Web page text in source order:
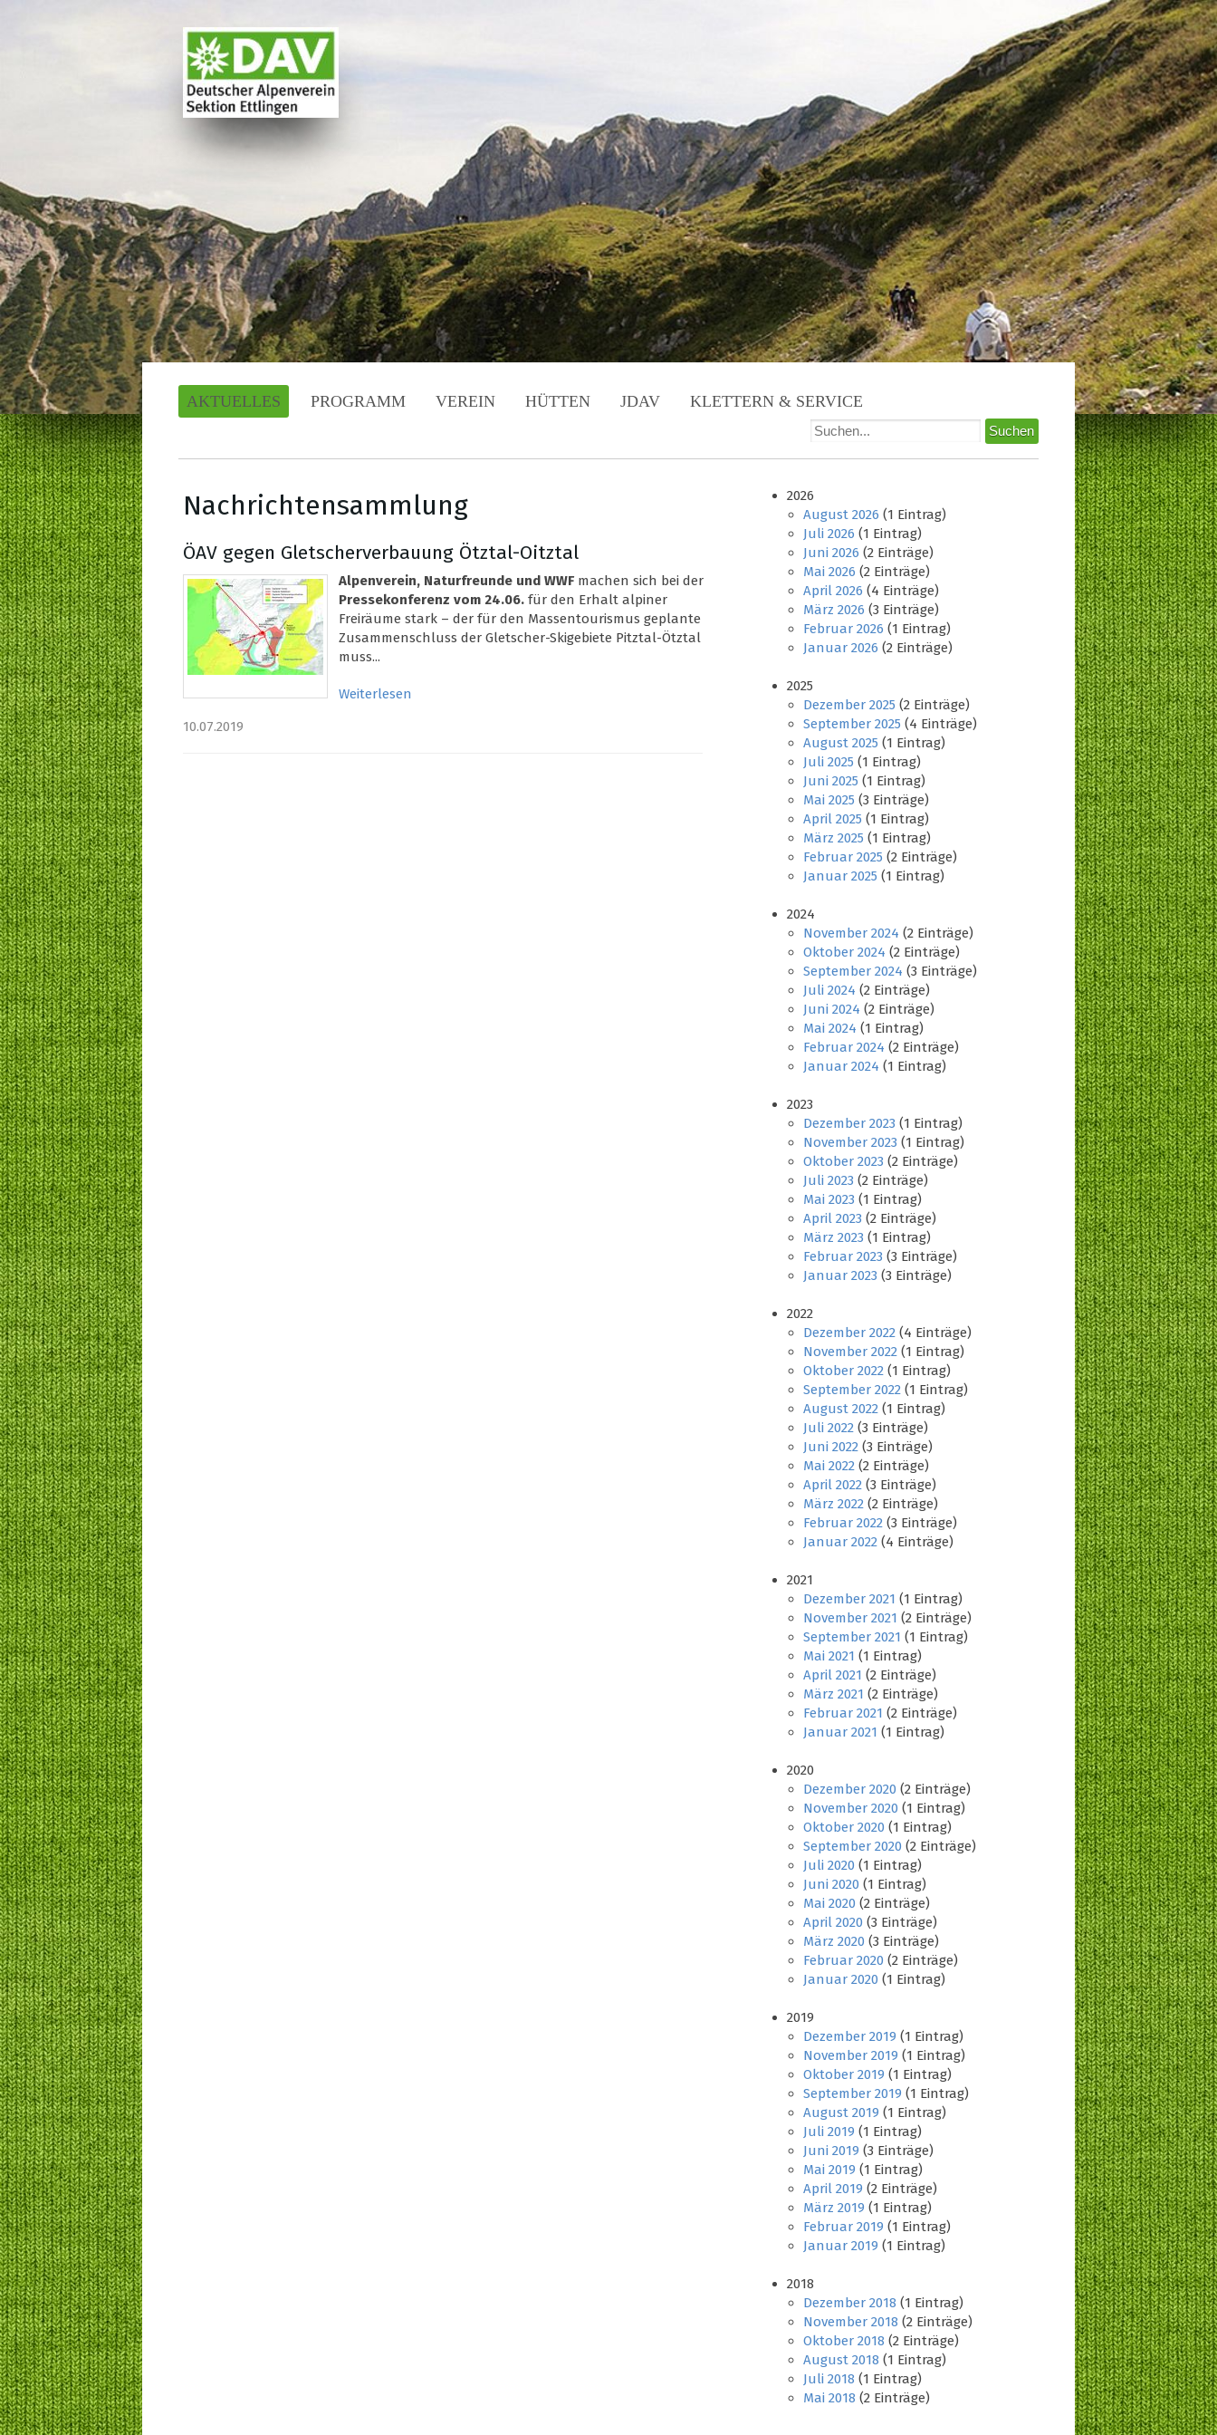
AKTUELLES PROGRAMM VEREIN HÜTTEN JDAV KLETTERN & SERVICE
2026
August 2026 (1 Eintrag)
Juli 2026 (1 Eintrag)
Juni 2026 (2 Einträge)
Mai 2026 (2 Einträge)
April 2026 (4 Einträge)
März 2026 (3 Einträge)
Februar 2026 (1 Eintrag)
Januar 2026 (2 Einträge)
2025
Dezember 2025 (2 Einträge)
September 2025 (4 Einträge)
August 2025 (1 Eintrag)
Juli 2025 (1 Eintrag)
Juni 2025 (1 Eintrag)
Mai 2025 (3 Einträge)
April 2025 (1 Eintrag)
März 2025 (1 Eintrag)
Februar 2025 (2 Einträge)
Januar 2025 (1 Eintrag)
2024
November 2024 (2 Einträge)
Oktober 2024 (2 Einträge)
September 2024 (3 Einträge)
Juli 2024 (2 Einträge)
Juni 2024 (2 Einträge)
Mai 2024 (1 Eintrag)
Februar 2024 (2 Einträge)
Januar 2024 (1 Eintrag)
2023
Dezember 2023 (1 Eintrag)
November 2023 (1 Eintrag)
Oktober 2023 (2 Einträge)
Juli 2023 (2 Einträge)
Mai 2023 (1 Eintrag)
April 2023 (2 Einträge)
März 2023 (1 Eintrag)
Februar 2023 (3 Einträge)
Januar 2023 (3 Einträge)
2022
Dezember 2022 (4 Einträge)
November 2022 (1 Eintrag)
Oktober 2022 (1 Eintrag)
September 2022 (1 Eintrag)
August 2022 (1 Eintrag)
Juli 2022 (3 Einträge)
Juni 2022 (3 Einträge)
Mai 2022 (2 Einträge)
April 2022 (3 Einträge)
März 2022 (2 Einträge)
Februar 2022 (3 Einträge)
Januar 2022 (4 Einträge)
2021
Dezember 2021 (1 Eintrag)
November 2021 (2 Einträge)
September 2021 (1 Eintrag)
Mai 2021 (1 Eintrag)
April 2021 (2 Einträge)
März 2021 (2 Einträge)
Februar 2021 (2 Einträge)
Januar 2021 (1 Eintrag)
2020
Dezember 2020 (2 Einträge)
November 2020 (1 Eintrag)
Oktober 2020 (1 Eintrag)
September 2020 (2 Einträge)
Juli 2020 (1 Eintrag)
Juni 2020 (1 Eintrag)
Mai 2020 (2 Einträge)
April 2020 (3 Einträge)
März 2020 (3 Einträge)
Februar 2020 (2 Einträge)
Januar 2020 (1 Eintrag)
2019
Dezember 2019 (1 Eintrag)
November 2019 (1 Eintrag)
Oktober 2019 (1 Eintrag)
September 2019 (1 Eintrag)
August 2019 (1 Eintrag)
Juli 2019 (1 Eintrag)
Juni 2019 (3 Einträge)
Mai 2019 (1 Eintrag)
April 2019 (2 Einträge)
März 2019 (1 Eintrag)
Februar 2019 (1 Eintrag)
Januar 2019 (1 Eintrag)
2018
Dezember 2018 (1 Eintrag)
November 2018 (2 Einträge)
Oktober 2018 (2 Einträge)
August 2018 (1 Eintrag)
Juli 2018 (1 Eintrag)
Mai 2018 (2 Einträge)
Nachrichtensammlung
ÖAV gegen Gletscherverbauung Ötztal-Oitztal
Alpenverein, Naturfreunde und WWFmachen sich bei der
Pressekonferenz vom 24.06. für den Erhalt alpiner
Freiräume stark – der für den Massentourismus geplante
Zusammenschluss der Gletscher-Skigebiete Pitztal-Ötztal
muss...
Weiterlesen
10.07.2019